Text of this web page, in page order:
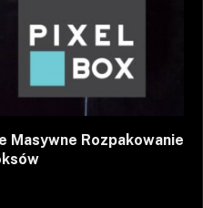
Masywne Rozpakowanie